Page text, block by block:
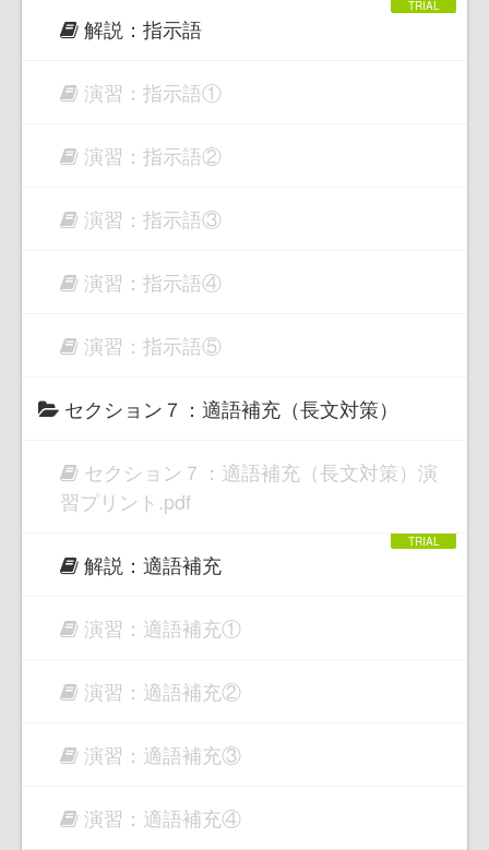
解説：指示語
演習：指示語①
演習：指示語②
演習：指示語③
演習：指示語④
演習：指示語⑤
セクション７：適語補充（長文対策）
セクション７：適語補充（長文対策）演
習プリント.pdf
解説：適語補充
演習：適語補充①
演習：適語補充②
演習：適語補充③
演習：適語補充④